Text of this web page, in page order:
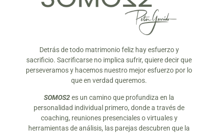
Detrás de todo matrimonio feliz hay esfuerzo y
sacrificio. Sacrificarse no implica sufrir, quiere decir que
perseveramos y hacemos nuestro mejor esfuerzo por lo
que en verdad queremos.
SOMOS2es un camino que profundiza en la
personalidad individual primero, donde a través de
coaching, reuniones presenciales o virtuales y
herramientas de análisis, las parejas descubren que la